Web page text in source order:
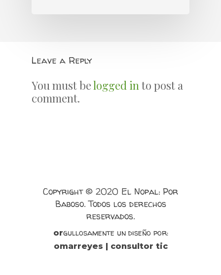
Leave a Reply
You must belogged into post a
comment.
Copyright © 2020 El Nopal: Por
Baboso. Todos los derechos
reservados.
orgullosamente un diseño por:
omarreyes | consultor tic